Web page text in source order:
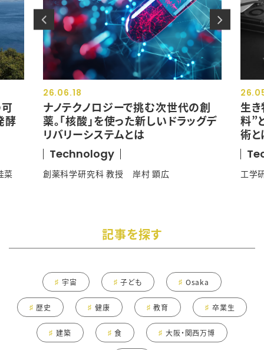
酵
菜
26.06.18
ナノテクノロジーで挑む次世代の創
薬。「核酸」を使った新しいドラッグデ
リバリーシステムとは
Technology
創薬科学研究科 教授 岸村 顕広
生
料”
術
工学
記事を探す
宇宙 子ども Osaka
歴史 健康 教育 卒業生
建築 食 大阪・関西万博